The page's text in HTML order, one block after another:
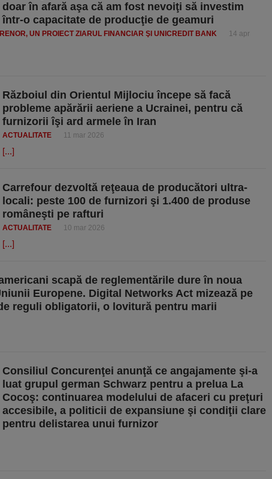
doar în afară aşa că am fost nevoiţi să investim
într-o capacitate de producţie de geamuri
UN PROIECT ZIARUL FINANCIAR ŞI UNICREDIT BANK
14 apr
Războiul din Orientul Mijlociu începe să facă
probleme apărării aeriene a Ucrainei, pentru că
furnizorii îşi ard armele în Iran
ACTUALITATE 11 mar 2026
[...]
Carrefour dezvoltă reţeaua de producători ultra-
locali: peste 100 de furnizori şi 1.400 de produse
româneşti pe rafturi
ACTUALITATE 10 mar 2026
[...]
scapă de reglementările dure în noua
Europene. Digital Networks Act mizează pe
reguli obligatorii, o lovitură pentru marii
Consiliul Concurenţei anunţă ce angajamente şi-a
luat grupul german Schwarz pentru a prelua La
Cocoş: continuarea modelului de afaceri cu preţuri
accesibile, a politicii de expansiune şi condiţii clare
pentru delistarea unui furnizor